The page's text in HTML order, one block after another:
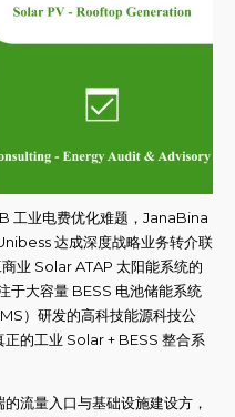
工业电费优化难题，JanaBina
达成深度战略业务转介联
业 Solar ATAP 太阳能系统的
于大容量 BESS 电池储能系统
）研发的高科技能源科技公
的工业 Solar + BESS 整合系
流量入口与基础设施建设方，